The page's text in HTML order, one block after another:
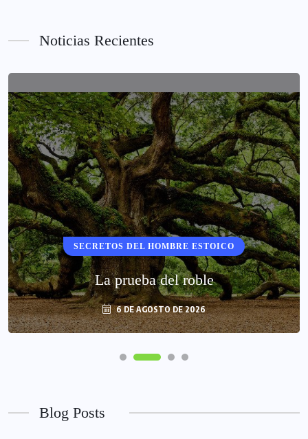
Noticias Recientes
SECRETOS DEL HOMBRE ESTOICO
La prueba del roble
6 DE AGOSTO DE 2026
Blog Posts